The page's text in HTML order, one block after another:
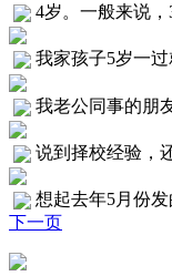
4岁。一般来说
我家孩子5岁一
我老公同事的朋
说到择校经验，
想起去年5月份
下一页